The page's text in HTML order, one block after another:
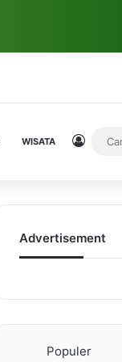
WISATA Log In
Advertisement
Populer